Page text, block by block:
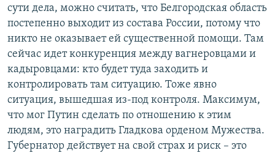
сути дела, можно считать, что Белгородская область
постепенно выходит из состава России, потому что
никто не оказывает ей существенной помощи. Там
сейчас идет конкуренция между вагнеровцами и
кадыровцами: кто будет туда заходить и
контролировать там ситуацию. Тоже явно
ситуация, вышедшая из-под контроля. Максимум,
что мог Путин сделать по отношению к этим
людям, это наградить Гладкова орденом Мужества.
Губернатор действует на свой страх и риск – это